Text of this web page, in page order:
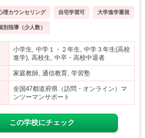
理カウンセリング 自宅学習可 大学進学重視
別指導（少人数）
小学生, 中学１・２年生, 中学３年生(高校
進学), 高校生, 中卒・高校中退者
家庭教師, 通信教育, 学習塾
全国47都道府県（訪問・オンライン）マ
ンツーマンサポート
この学校にチェック